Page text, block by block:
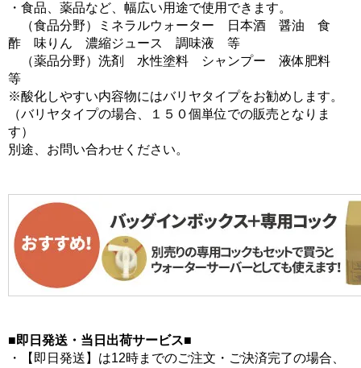
・食品、薬品など、幅広い用途で使用できます。
（食品分野）ミネラルウォーター 日本酒 醤油 食
酢 味りん 濃縮ジュース 調味液 等
（薬品分野）洗剤 水性塗料 シャンプー 液体肥料
等
※酸化しやすい内容物にはバリヤタイプをお勧めします。
（バリヤタイプの場合、１５０個単位での販売となりま
す）
別途、お問い合わせください。
■即日発送・当日出荷サービス■
・【即日発送】は12時までのご注文・ご決済完了の場合、